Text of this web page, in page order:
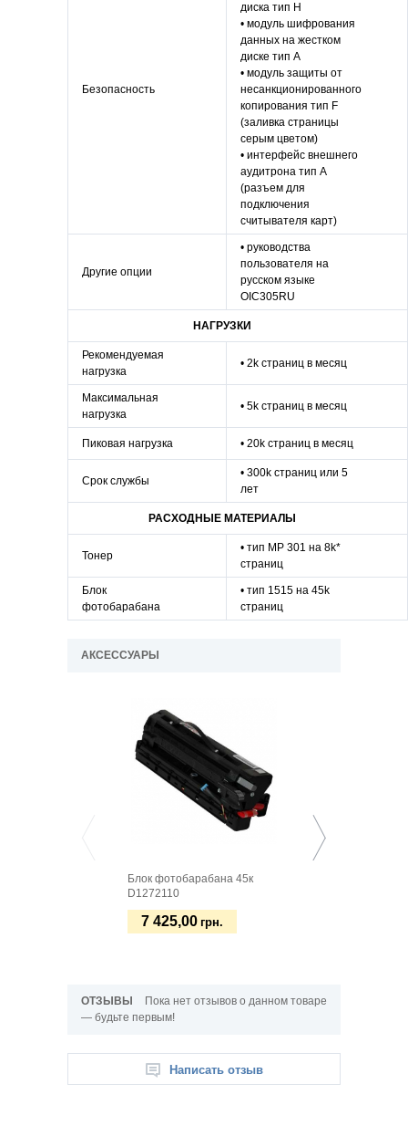
Безопасность
диска тип H
• модуль шифрования
данных на жестком
диске тип A
• модуль защиты от
несанкционированного
копирования тип F
(заливка страницы
серым цветом)
• интерфейс внешнего
аудитрона тип A
(разъем для
подключения
считывателя карт)
Другие опции
• руководства
пользователя на
русском языке
OIC305RU
НАГРУЗКИ
Рекомендуемая
нагрузка
• 2k страниц в месяц
Максимальная
нагрузка
• 5k страниц в месяц
Пиковая нагрузка • 20k страниц в месяц
Срок службы
• 300k страниц или 5
лет
РАСХОДНЫЕ МАТЕРИАЛЫ
Тонер
• тип MP 301 на 8k*
страниц
Блок
фотобарабана
• тип 1515 на 45k
страниц
АКСЕССУАРЫ
Блок фотобарабана 45к
D1272110
7 425,00 грн.
ОТЗЫВЫ
Пока нет отзывов о данном товаре
— будьте первым!
Написать отзыв